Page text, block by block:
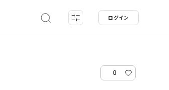
ログイン
0